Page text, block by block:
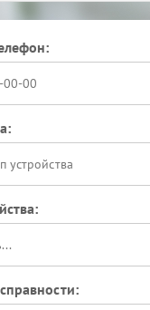
устройства